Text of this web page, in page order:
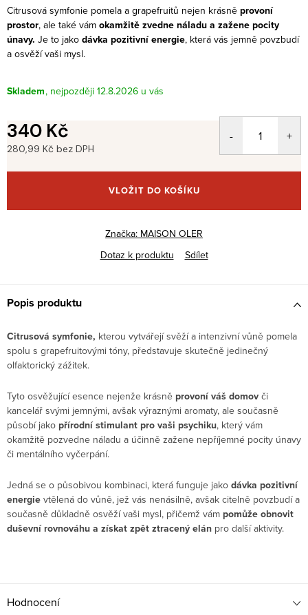
Citrusová symfonie pomela a grapefruitů nejen krásně provoní
prostor, ale také vám okamžitě zvedne náladu a zažene pocity
únavy. Je to jako dávka pozitivní energie, která vás jemně povzbudí
a osvěží vaši mysl.
Skladem 12.8.2026
340 Kč
280,99 Kč bez DPH
cena:
VLOŽIT DO KOŠÍKU
Značka: MAISON OLER
Dotaz k produktu
Sdílet
Popis produktu
Citrusová symfonie, kterou vytvářejí svěží a intenzivní vůně pomela
spolu s grapefruitovými tóny, představuje skutečně jedinečný
olfaktorický zážitek.
Tyto osvěžující esence nejenže krásně provoní váš domov či
kancelář svými jemnými, avšak výraznými aromaty, ale současně
působí jako přírodní stimulant pro vaši psychiku, který vám
okamžitě pozvedne náladu a účinně zažene nepříjemné pocity únavy
či mentálního vyčerpání.
Jedná se o působivou kombinaci, která funguje jako dávka pozitivní
energie vtělená do vůně, jež vás nenásilně, avšak citelně povzbudí a
současně důkladně osvěží vaši mysl, přičemž vám pomůže obnovit
duševní rovnováhu a získat zpět ztracený elán pro další aktivity.
Hodnocení